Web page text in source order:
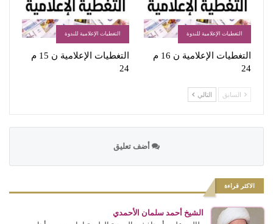
التغطيات الإعلامية للندوة
التغطيات الإعلامية ن 16 م
24
التغطيات الإعلامية للندوة
التغطيات الإعلامية ن 15 م
24
السابق التالي
أضف تعليق
الاكثر قراءة
الشيخ أحمد سلمان الأحمدي